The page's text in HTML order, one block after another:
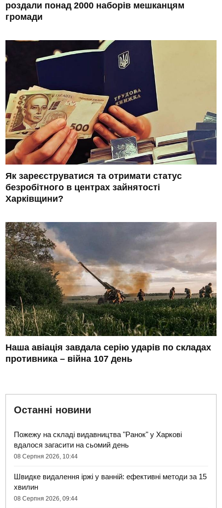
роздали понад 2000 наборів мешканцям
громади
Як зареєструватися та отримати статус
безробітного в центрах зайнятості
Харківщини?
Наша авіація завдала серію ударів по складах
противника – війна 107 день
Останні новини
Пожежу на складі видавництва "Ранок" у Харкові
вдалося загасити на сьомий день
08 Серпня 2026, 10:44
Швидке видалення іржі у ванній: ефективні методи за 15
хвилин
08 Серпня 2026, 09:44